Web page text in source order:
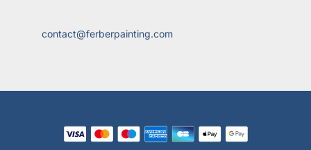
contact@ferberpainting.com